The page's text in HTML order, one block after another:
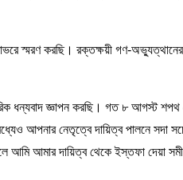
স্মরণ করছি। রক্তক্ষয়ী গণ-
ধন্যবাদ জ্ঞাপন করছি। গত ৮ আগস্ট শপথ
আপনার নেতৃত্বে দায়িত্ব পালনে সদা
আমি আমার দায়িত্ব থেকে ইস্তফা দেয়া